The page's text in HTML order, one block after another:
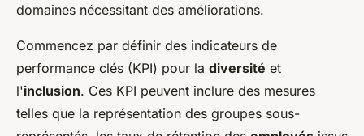
domaines nécessitant des améliorations.
Commencez par définir des indicateurs de
performance clés (KPI) pour la diversité et
l'inclusion. Ces KPI peuvent inclure des mesures
telles que la représentation des groupes sous-